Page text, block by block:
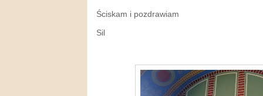
Ściskam i pozdrawiam
Sil